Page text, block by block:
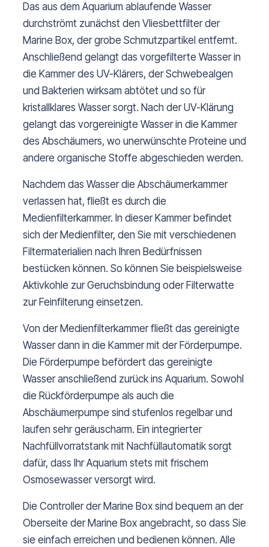
Das aus dem Aquarium ablaufende Wasser
durchströmt zunächst den Vliesbettfilter der
Marine Box, der grobe Schmutzpartikel entfernt.
Anschließend gelangt das vorgefilterte Wasser in
die Kammer des UV-Klärers, der Schwebealgen
und Bakterien wirksam abtötet und so für
kristallklares Wasser sorgt. Nach der UV-Klärung
gelangt das vorgereinigte Wasser in die Kammer
des Abschäumers, wo unerwünschte Proteine und
andere organische Stoffe abgeschieden werden.
Nachdem das Wasser die Abschäumerkammer
verlassen hat, fließt es durch die
Medienfilterkammer. In dieser Kammer befindet
sich der Medienfilter, den Sie mit verschiedenen
Filtermaterialien nach Ihren Bedürfnissen
bestücken können. So können Sie beispielsweise
Aktivkohle zur Geruchsbindung oder Filterwatte
zur Feinfilterung einsetzen.
Von der Medienfilterkammer fließt das gereinigte
Wasser dann in die Kammer mit der Förderpumpe.
Die Förderpumpe befördert das gereinigte
Wasser anschließend zurück ins Aquarium. Sowohl
die Rückförderpumpe als auch die
Abschäumerpumpe sind stufenlos regelbar und
laufen sehr geräuscharm. Ein integrierter
Nachfüllvorratstank mit Nachfüllautomatik sorgt
dafür, dass Ihr Aquarium stets mit frischem
Osmosewasser versorgt wird.
Die Controller der Marine Box sind bequem an der
Oberseite der Marine Box angebracht, so dass Sie
sie einfach erreichen und bedienen können. Alle